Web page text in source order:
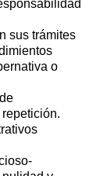
sus trámites
o